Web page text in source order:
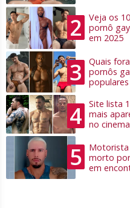
2
Veja os
pornô
em 2025
3
Quais
pornôs
4
Site lista
mais
no cinema
5
morto
em